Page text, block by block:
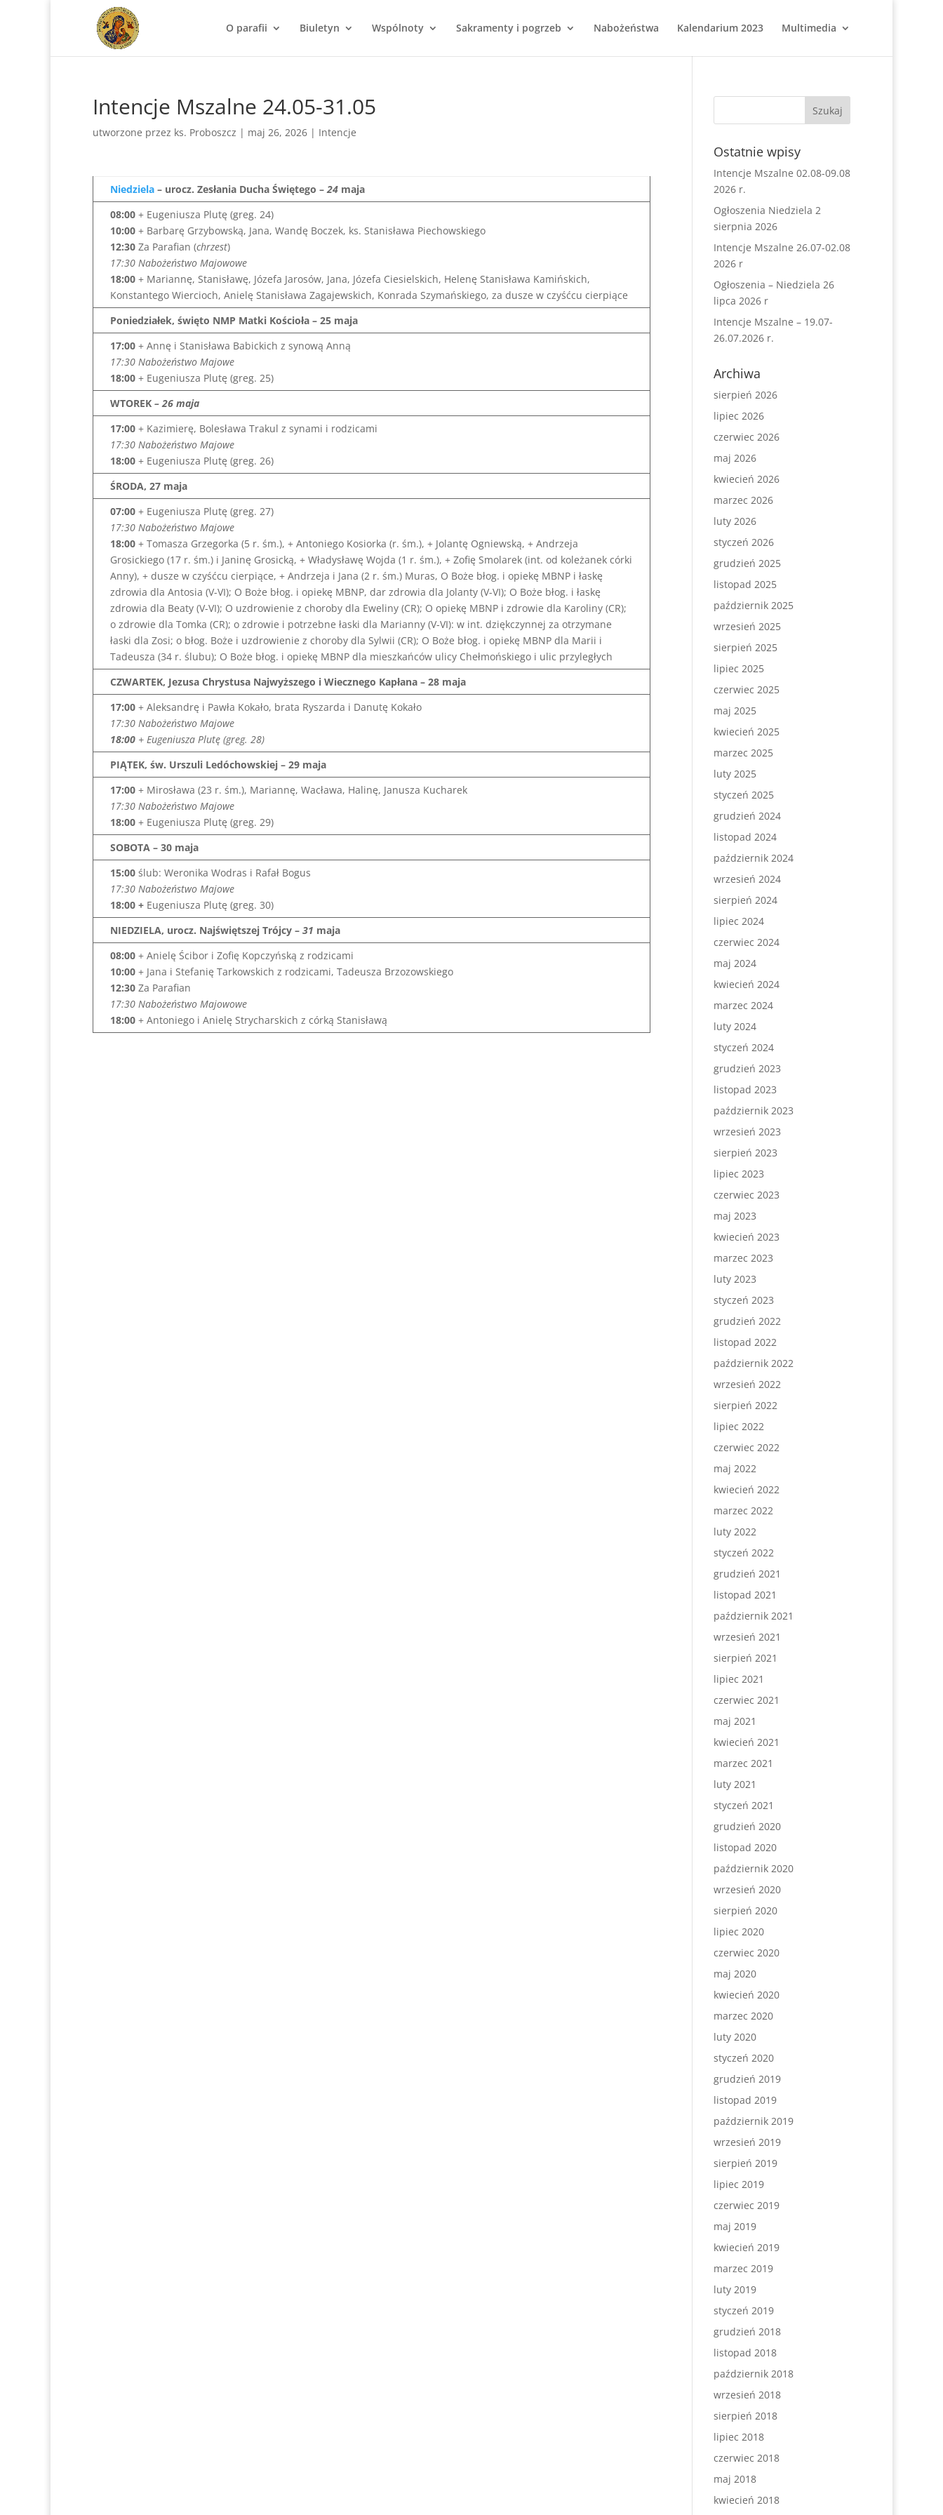
O parafii Biuletyn Wspólnoty Sakramenty i pogrzeb Nabożeństwa Kalendarium 2023 Multimedia
Intencje Mszalne 24.05-31.05
utworzone przez ks. Proboszcz | maj 26, 2026 | Intencje
Niedziela – urocz. Zesłania Ducha Świętego –24 maja
08:00 + Eugeniusza Plutę (greg. 24)
10:00 + Barbarę Grzybowską, Jana, Wandę Boczek, ks. Stanisława Piechowskiego
12:30 Za Parafian (chrzest)
17:30 Nabożeństwo Majowowe
18:00 + Mariannę, Stanisławę, Józefa Jarosów, Jana, Józefa Ciesielskich, Helenę Stanisława Kamińskich,
Konstantego Wiercioch, Anielę Stanisława Zagajewskich, Konrada Szymańskiego, za dusze w czyśćcu cierpiące
Poniedziałek, święto NMP Matki Kościoła – 25 maja
17:00 + Annę i Stanisława Babickich z synową Anną
17:30 Nabożeństwo Majowe
18:00 + Eugeniusza Plutę (greg. 25)
WTOREK – 26 maja
17:00 + Kazimierę, Bolesława Trakul z synami i rodzicami
17:30 Nabożeństwo Majowe
18:00 + Eugeniusza Plutę (greg. 26)
ŚRODA, 27 maja
07:00 + Eugeniusza Plutę (greg. 27)
17:30 Nabożeństwo Majowe
18:00 + Tomasza Grzegorka (5 r. śm.), + Antoniego Kosiorka (r. śm.), + Jolantę Ogniewską, + Andrzeja
Grosickiego (17 r. śm.) i Janinę Grosicką, + Władysławę Wojda (1 r. śm.), + Zofię Smolarek (int. od koleżanek córki
Anny), + dusze w czyśćcu cierpiące, + Andrzeja i Jana (2 r. śm.) Muras, O Boże błog. i opiekę MBNP i łaskę
zdrowia dla Antosia (V-VI); O Boże błog. i opiekę MBNP, dar zdrowia dla Jolanty (V-VI); O Boże błog. i łaskę
zdrowia dla Beaty (V-VI); O uzdrowienie z choroby dla Eweliny (CR); O opiekę MBNP i zdrowie dla Karoliny (CR);
o zdrowie dla Tomka (CR); o zdrowie i potrzebne łaski dla Marianny (V-VI): w int. dziękczynnej za otrzymane
łaski dla Zosi; o błog. Boże i uzdrowienie z choroby dla Sylwii (CR); O Boże błog. i opiekę MBNP dla Marii i
Tadeusza (34 r. ślubu); O Boże błog. i opiekę MBNP dla mieszkańców ulicy Chełmońskiego i ulic przyległych
CZWARTEK, Jezusa Chrystusa Najwyższego i Wiecznego Kapłana – 28 maja
17:00 + Aleksandrę i Pawła Kokało, brata Ryszarda i Danutę Kokało
17:30 Nabożeństwo Majowe
18:00 + Eugeniusza Plutę (greg. 28)
PIĄTEK, św. Urszuli Ledóchowskiej – 29 maja
17:00 + Mirosława (23 r. śm.), Mariannę, Wacława, Halinę, Janusza Kucharek
17:30 Nabożeństwo Majowe
18:00 + Eugeniusza Plutę (greg. 29)
SOBOTA – 30 maja
15:00 ślub: Weronika Wodras i Rafał Bogus
17:30 Nabożeństwo Majowe
18:00 + Eugeniusza Plutę (greg. 30)
NIEDZIELA, urocz. Najświętszej Trójcy – 31 maja
08:00 + Anielę Ścibor i Zofię Kopczyńską z rodzicami
10:00 + Jana i Stefanię Tarkowskich z rodzicami, Tadeusza Brzozowskiego
12:30 Za Parafian
17:30 Nabożeństwo Majowowe
18:00 + Antoniego i Anielę Strycharskich z córką Stanisławą
Ostatnie wpisy
Intencje Mszalne 02.08-09.08
2026 r.
Ogłoszenia Niedziela 2
sierpnia 2026
Intencje Mszalne 26.07-02.08
2026 r
Ogłoszenia – Niedziela 26
lipca 2026 r
Intencje Mszalne – 19.07-
26.07.2026 r.
Archiwa
sierpień 2026
lipiec 2026
czerwiec 2026
maj 2026
kwiecień 2026
marzec 2026
luty 2026
styczeń 2026
grudzień 2025
listopad 2025
październik 2025
wrzesień 2025
sierpień 2025
lipiec 2025
czerwiec 2025
maj 2025
kwiecień 2025
marzec 2025
luty 2025
styczeń 2025
grudzień 2024
listopad 2024
październik 2024
wrzesień 2024
sierpień 2024
lipiec 2024
czerwiec 2024
maj 2024
kwiecień 2024
marzec 2024
luty 2024
styczeń 2024
grudzień 2023
listopad 2023
październik 2023
wrzesień 2023
sierpień 2023
lipiec 2023
czerwiec 2023
maj 2023
kwiecień 2023
marzec 2023
luty 2023
styczeń 2023
grudzień 2022
listopad 2022
październik 2022
wrzesień 2022
sierpień 2022
lipiec 2022
czerwiec 2022
maj 2022
kwiecień 2022
marzec 2022
luty 2022
styczeń 2022
grudzień 2021
listopad 2021
październik 2021
wrzesień 2021
sierpień 2021
lipiec 2021
czerwiec 2021
maj 2021
kwiecień 2021
marzec 2021
luty 2021
styczeń 2021
grudzień 2020
listopad 2020
październik 2020
wrzesień 2020
sierpień 2020
lipiec 2020
czerwiec 2020
maj 2020
kwiecień 2020
marzec 2020
luty 2020
styczeń 2020
grudzień 2019
listopad 2019
październik 2019
wrzesień 2019
sierpień 2019
lipiec 2019
czerwiec 2019
maj 2019
kwiecień 2019
marzec 2019
luty 2019
styczeń 2019
grudzień 2018
listopad 2018
październik 2018
wrzesień 2018
sierpień 2018
lipiec 2018
czerwiec 2018
maj 2018
kwiecień 2018